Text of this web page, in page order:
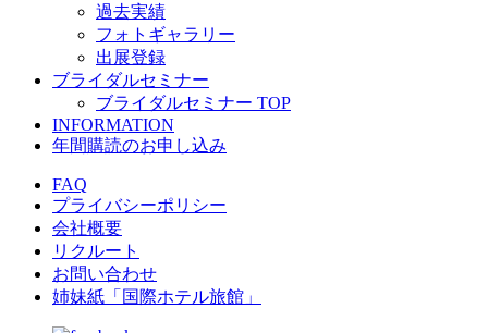
過去実績
フォトギャラリー
出展登録
ブライダルセミナー
ブライダルセミナー TOP
INFORMATION
年間購読のお申し込み
FAQ
プライバシーポリシー
会社概要
リクルート
お問い合わせ
姉妹紙「国際ホテル旅館」